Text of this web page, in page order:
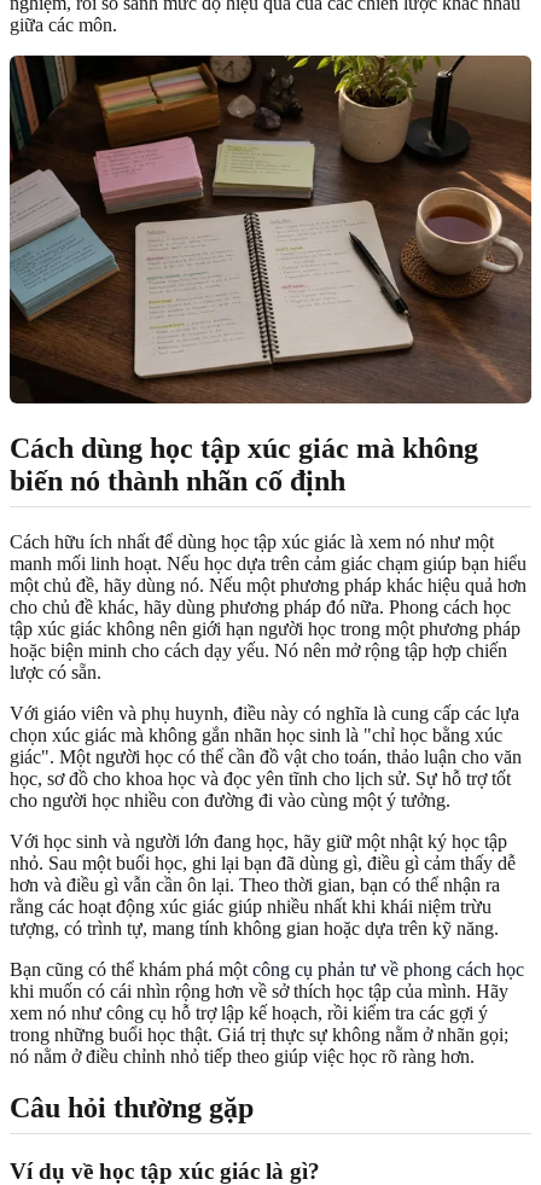
giữa các môn.
Cách dùng học tập xúc giác mà không
biến nó thành nhãn cố định
Cách hữu ích nhất để dùng học tập xúc giác là xem nó như một
manh mối linh hoạt. Nếu học dựa trên cảm giác chạm giúp bạn hiểu
một chủ đề, hãy dùng nó. Nếu một phương pháp khác hiệu quả hơn
cho chủ đề khác, hãy dùng phương pháp đó nữa. Phong cách học
tập xúc giác không nên giới hạn người học trong một phương pháp
hoặc biện minh cho cách dạy yếu. Nó nên mở rộng tập hợp chiến
lược có sẵn.
Với giáo viên và phụ huynh, điều này có nghĩa là cung cấp các lựa
chọn xúc giác mà không gắn nhãn học sinh là "chỉ học bằng xúc
giác". Một người học có thể cần đồ vật cho toán, thảo luận cho văn
học, sơ đồ cho khoa học và đọc yên tĩnh cho lịch sử. Sự hỗ trợ tốt
cho người học nhiều con đường đi vào cùng một ý tưởng.
Với học sinh và người lớn đang học, hãy giữ một nhật ký học tập
nhỏ. Sau một buổi học, ghi lại bạn đã dùng gì, điều gì cảm thấy dễ
hơn và điều gì vẫn cần ôn lại. Theo thời gian, bạn có thể nhận ra
rằng các hoạt động xúc giác giúp nhiều nhất khi khái niệm trừu
tượng, có trình tự, mang tính không gian hoặc dựa trên kỹ năng.
Bạn cũng có thể khám phá một công cụ phản tư về phong cách học
khi muốn có cái nhìn rộng hơn về sở thích học tập của mình. Hãy
xem nó như công cụ hỗ trợ lập kế hoạch, rồi kiểm tra các gợi ý
trong những buổi học thật. Giá trị thực sự không nằm ở nhãn gọi;
nó nằm ở điều chỉnh nhỏ tiếp theo giúp việc học rõ ràng hơn.
Câu hỏi thường gặp
Ví dụ về học tập xúc giác là gì?